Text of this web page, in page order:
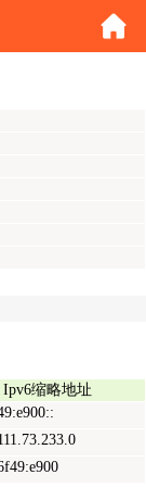
Ipv6缩略地址